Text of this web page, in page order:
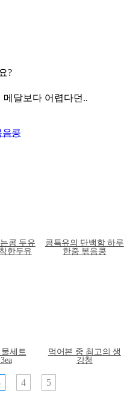
?
달보다 어렵다던..
음콩
콩 두유
한두유
콩특유의 단백함 하루
한줌 볶음콩
세트
먹어본 중 최고의 생
강청
4 5